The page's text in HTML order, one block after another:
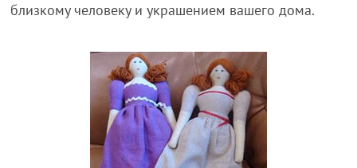
близкому человеку и украшением вашего дома.